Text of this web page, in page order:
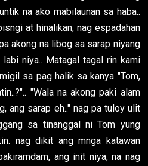
na ako mabilaunan sa haba..
at hinalikan, nag espadahan
akong na libog sa sarap niyang
niya.. Matagal tagal rin kami
sa pag halik sa kanya "Tom,
"Wala na akong paki alam
ang sarap eh.." nag pa tuloy ulit
sa tinanggal ni Tom yung
nag dikit ang mnga katawan
ang init niya, na nag